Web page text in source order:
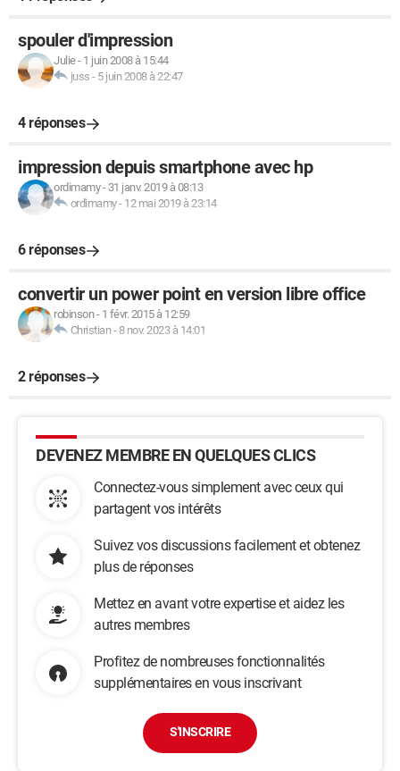
spouler d'impression
Julie- 1 juin 2008 à 15:44
juss - 5 juin 2008 à 22:47
4 réponses
impression depuis smartphone avec hp
ordimamy- 31 janv. 2019 à 08:13
ordimamy- 12 mai 2019 à 23:14
6 réponses
convertir un power point en version libre office
robinson- 1 févr. 2015 à 12:59
Christian- 8 nov. 2023 à 14:01
2 réponses
DEVENEZ MEMBRE EN QUELQUES CLICS
Connectez-vous simplement avec ceux qui
partagent vos intérêts
Suivez vos discussions facilement et obtenez
plus de réponses
Mettez en avant votre expertise et aidez les
autres membres
Profitez de nombreuses fonctionnalités
supplémentaires en vous inscrivant
S'INSCRIRE